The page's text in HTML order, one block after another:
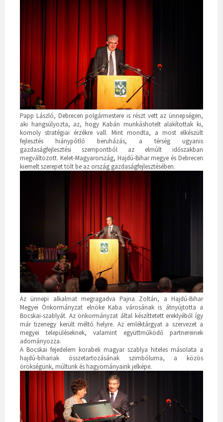
Papp László, Debrecen polgármestere is részt vett az ünnepségen,
aki hangsúlyozta, az, hogy Kabán munkáshotelt alakítottak ki,
komoly stratégiai érzékre vall. Mint mondta, a most elkészült
fejlesztés hiánypótló beruházás, a térség ugyanis
gazdaságfejlesztési szempontból az elmúlt időszakban
megváltozott. Kelet-Magyarország, Hajdú-Bihar megye és Debrecen
kiemelt szerepet tölt be az ország gazdaságfejlesztésében.
Az ünnepi alkalmat megragadva Pajna Zoltán, a Hajdú-Bihar
Megyei Önkormányzat elnöke Kaba városának is átnyújtotta a
Bocskai-szablyát. Az önkormányzat által készíttetett ereklyéből így
már tizenegy került méltó helyre. Az emléktárgyat a szervezet a
megyei településeknek, valamint együttműködő partnereinek
adományozza.
A Bocskai fejedelem korabeli magyar szablya hiteles másolata a
hajdú-bihariak összetartozásának szimbóluma, a közös
örökségünk, múltunk és hagyományaink jelképe.